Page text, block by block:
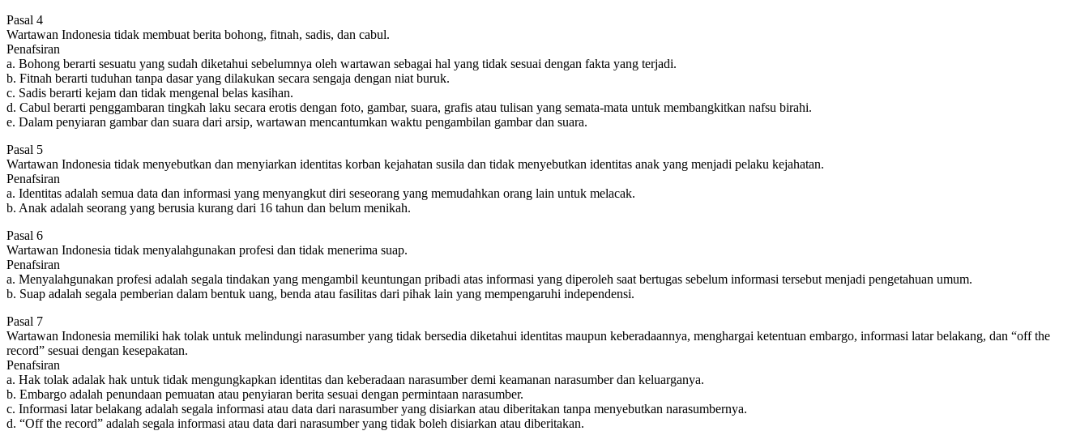
Pasal 4
Wartawan Indonesia tidak membuat berita bohong, fitnah, sadis, dan cabul.
Penafsiran
a. Bohong berarti sesuatu yang sudah diketahui sebelumnya oleh wartawan sebagai hal yang tidak sesuai dengan fakta yang terjadi.
b. Fitnah berarti tuduhan tanpa dasar yang dilakukan secara sengaja dengan niat buruk.
c. Sadis berarti kejam dan tidak mengenal belas kasihan.
d. Cabul berarti penggambaran tingkah laku secara erotis dengan foto, gambar, suara, grafis atau tulisan yang semata-mata untuk membangkitkan nafsu birahi.
e. Dalam penyiaran gambar dan suara dari arsip, wartawan mencantumkan waktu pengambilan gambar dan suara.
Pasal 5
Wartawan Indonesia tidak menyebutkan dan menyiarkan identitas korban kejahatan susila dan tidak menyebutkan identitas anak yang menjadi pelaku kejahatan.
Penafsiran
a. Identitas adalah semua data dan informasi yang menyangkut diri seseorang yang memudahkan orang lain untuk melacak.
b. Anak adalah seorang yang berusia kurang dari 16 tahun dan belum menikah.
Pasal 6
Wartawan Indonesia tidak menyalahgunakan profesi dan tidak menerima suap.
Penafsiran
a. Menyalahgunakan profesi adalah segala tindakan yang mengambil keuntungan pribadi atas informasi yang diperoleh saat bertugas sebelum informasi tersebut menjadi pengetahuan umum.
b. Suap adalah segala pemberian dalam bentuk uang, benda atau fasilitas dari pihak lain yang mempengaruhi independensi.
Pasal 7
Wartawan Indonesia memiliki hak tolak untuk melindungi narasumber yang tidak bersedia diketahui identitas maupun keberadaannya, menghargai ketentuan embargo, informasi latar belakang, dan “off the
record” sesuai dengan kesepakatan.
Penafsiran
a. Hak tolak adalak hak untuk tidak mengungkapkan identitas dan keberadaan narasumber demi keamanan narasumber dan keluarganya.
b. Embargo adalah penundaan pemuatan atau penyiaran berita sesuai dengan permintaan narasumber.
c. Informasi latar belakang adalah segala informasi atau data dari narasumber yang disiarkan atau diberitakan tanpa menyebutkan narasumbernya.
d. “Off the record” adalah segala informasi atau data dari narasumber yang tidak boleh disiarkan atau diberitakan.